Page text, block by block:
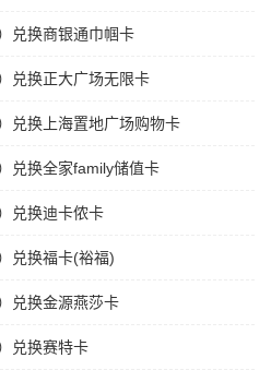
兑换商银通巾帼卡
兑换正大广场无限卡
兑换上海置地广场购物卡
兑换全家family储值卡
兑换迪卡侬卡
兑换福卡(裕福)
兑换金源燕莎卡
兑换赛特卡